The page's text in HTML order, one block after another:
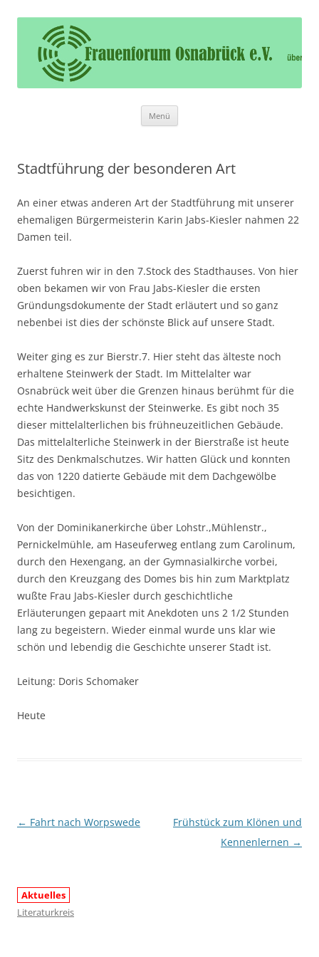
Frauenforum Osnabrück e.V.
Frauenforum Osnabrück – Wir öffnen Ihnen die Tür
Menü
Stadtführung der besonderen Art
An einer etwas anderen Art der Stadtführung mit unserer
ehemaligen Bürgermeisterin Karin Jabs-Kiesler nahmen 22
Damen teil.
Zuerst fuhren wir in den 7.Stock des Stadthauses. Von hier
oben bekamen wir von Frau Jabs-Kiesler die ersten
Gründungsdokumente der Stadt erläutert und so ganz
nebenbei ist dies der schönste Blick auf unsere Stadt.
Weiter ging es zur Bierstr.7. Hier steht das älteste noch
erhaltene Steinwerk der Stadt. Im Mittelalter war
Osnabrück weit über die Grenzen hinaus berühmt für die
echte Handwerkskunst der Steinwerke. Es gibt noch 35
dieser mittelalterlichen bis frühneuzeitlichen Gebäude.
Das mittelalterliche Steinwerk in der Bierstraße ist heute
Sitz des Denkmalschutzes. Wir hatten Glück und konnten
das von 1220 datierte Gebäude mit dem Dachgewölbe
besichtigen.
Von der Dominikanerkirche über Lohstr.,Mühlenstr.,
Pernickelmühle, am Haseuferweg entlang zum Carolinum,
durch den Hexengang, an der Gymnasialkirche vorbei,
durch den Kreuzgang des Domes bis hin zum Marktplatz
wußte Frau Jabs-Kiesler durch geschichtliche
Erläuterungen gepaart mit Anekdoten uns 2 1/2 Stunden
lang zu begeistern. Wieder einmal wurde uns klar wie
schön und lebendig die Geschichte unserer Stadt ist.
Leitung: Doris Schomaker
Heute
Beitragsnavigation
← Fahrt nach Worpswede
Frühstück zum Klönen und
Kennenlernen →
Aktuelles
Literaturkreis